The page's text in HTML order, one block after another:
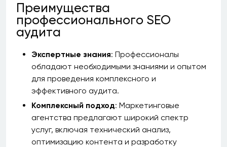
Преимущества
профессионального SEO
аудита
Экспертные знания: Профессионалы
обладают необходимыми знаниями и опытом
для проведения комплексного и
эффективного аудита.
Комплексный подход: Маркетинговые
агентства предлагают широкий спектр
услуг, включая технический анализ,
оптимизацию контента и разработку